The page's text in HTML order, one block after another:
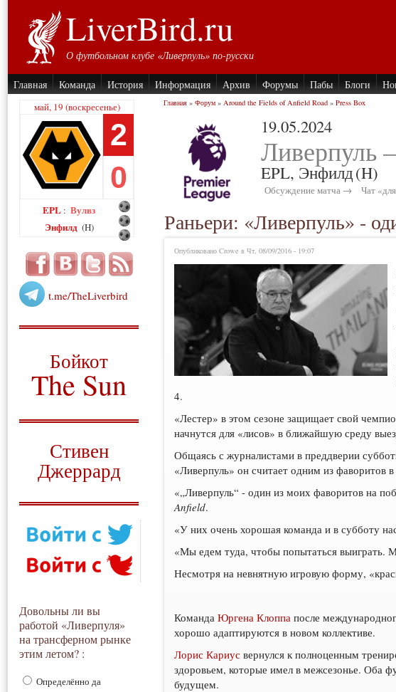
LiverBird.ru
О футбольном клубе «Ливерпуль» по-русски
Главная Команда История Информация Архив Форумы Пабы Блоги
май, 19 (воскресенье)
2
0
EPL : Вулвз
Энфилд (H)
t.me/TheLiverbird
Бойкот
The Sun
Стивен
Джеррард
Довольны ли вы
работой «Ливерпуля»
на трансферном рынке
этим летом? :
Определённо да
Главная » Форум » Around the Fields of Anfield Road » Press Box
19.05.2024
Ливерпуль
EPL, Энфилд(H)
Обсуждение матча → Чат
Раньери: «Ливерпуль» -
Опубликовано Crowe в Чт, 08/09/2016 - 19:07
4.
«Лестер» в этом сезоне защищает свой
начнутся для «лисов» в ближайшую среду
Общаясь с журналистами в преддверии
«Ливерпуль» он считает одним из
«„Ливерпуль“ - один из моих фаворитов на
Anfield.
«У них очень хорошая команда и в субботу
«Мы едем туда, чтобы попытаться выиграть.
Несмотря на невнятную игровую форму,
КомандаЮргена Клоппа после
хорошо адаптируются в новом коллективе.
Лорис Кариус вернулся к полноценным
здоровьем, которые имел в межсезонье. Оба
будущем.